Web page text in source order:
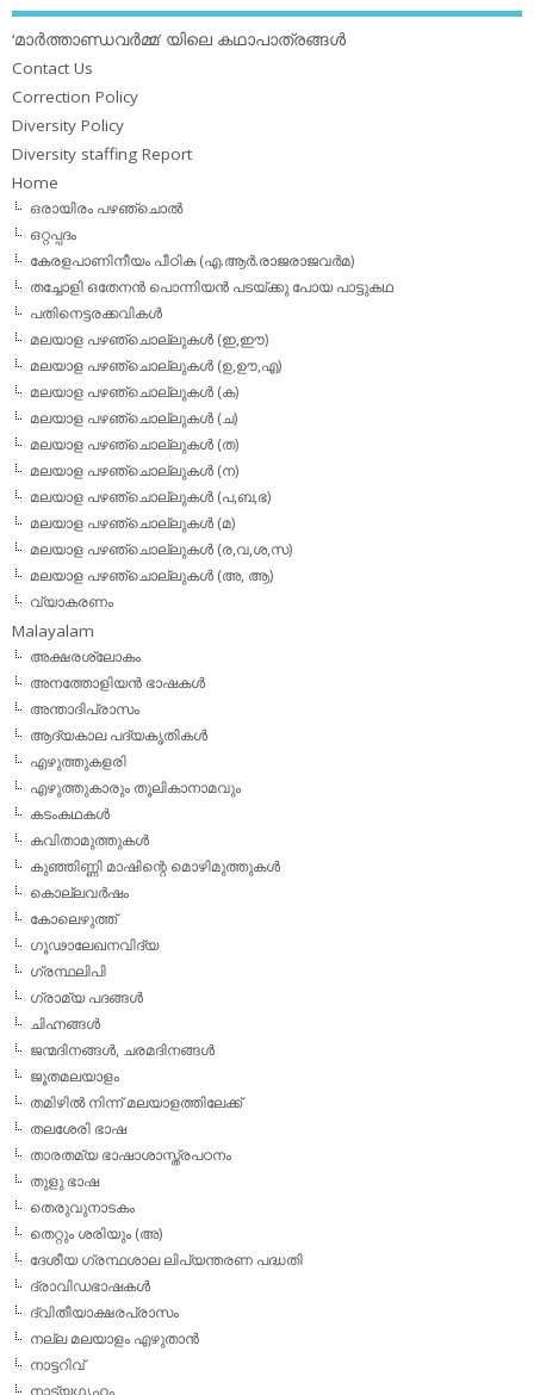
‘മാര്‍ത്താണ്ഡവര്‍മ്മ’ യിലെ കഥാപാത്രങ്ങള്‍
Contact Us
Correction Policy
Diversity Policy
Diversity staffing Report
Home
ഒരായിരം പഴഞ്ചൊല്‍
ഒറ്റപ്പദം
കേരളപാണിനീയം പീഠിക (എ.ആര്‍.രാജരാജവര്‍മ)
തച്ചോളി ഒതേനൻ പൊന്നിയൻ പടയ്‌ക്കു പോയ പാട്ടുകഥ
പതിനെട്ടരക്കവികള്‍
മലയാള പഴഞ്ചൊല്ലുകള്‍ (ഇ,ഈ)
മലയാള പഴഞ്ചൊല്ലുകള്‍ (ഉ,ഊ,എ)
മലയാള പഴഞ്ചൊല്ലുകള്‍ (ക)
മലയാള പഴഞ്ചൊല്ലുകള്‍ (ച)
മലയാള പഴഞ്ചൊല്ലുകള്‍ (ത)
മലയാള പഴഞ്ചൊല്ലുകള്‍ (ന)
മലയാള പഴഞ്ചൊല്ലുകള്‍ (പ,ബ,ഭ)
മലയാള പഴഞ്ചൊല്ലുകള്‍ (മ)
മലയാള പഴഞ്ചൊല്ലുകള്‍ (ര,വ,ശ,സ)
മലയാള പഴഞ്ചൊല്ലുകൾ (അ, ആ)
വ്യാകരണം
Malayalam
അക്ഷരശ്ലോകം
അനത്തോളിയന്‍ ഭാഷകള്‍
അന്താദിപ്രാസം
ആദ്യകാല പദ്യകൃതികള്‍
എഴുത്തുകളരി
എഴുത്തുകാരും തൂലികാനാമവും
കടംകഥകള്‍
കവിതാമുത്തുകള്‍
കുഞ്ഞിണ്ണി മാഷിന്റെ മൊഴിമുത്തുകള്‍
കൊല്ലവര്‍ഷം
കോലെഴുത്ത്
ഗൂഢാലേഖനവിദ്യ
ഗ്രന്ഥലിപി
ഗ്രാമ്യ പദങ്ങള്‍
ചിഹ്നങ്ങള്‍
ജന്മദിനങ്ങള്‍, ചരമദിനങ്ങള്‍
ജൂതമലയാളം
തമിഴില്‍ നിന്ന് മലയാളത്തിലേക്ക്
തലശേരി ഭാഷ
താരതമ്യ ഭാഷാശാസ്ത്രപഠനം
തുളു ഭാഷ
തെരുവുനാടകം
തെറ്റും ശരിയും (അ)
ദേശീയ ഗ്രന്ഥശാല ലിപ്യന്തരണ പദ്ധതി
ദ്രാവിഡഭാഷകള്‍
ദ്വിതീയാക്ഷരപ്രാസം
നല്ല മലയാളം എഴുതാന്‍
നാട്ടറിവ്